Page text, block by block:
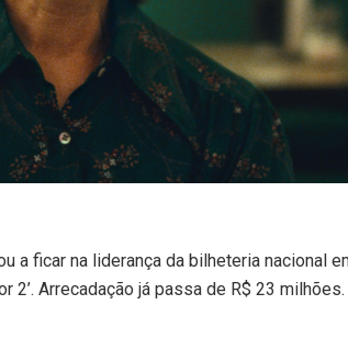
a ficar na liderança da bilheteria nacional
2’. Arrecadação já passa de R$ 23